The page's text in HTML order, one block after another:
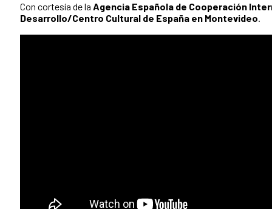
Con cortesía de la Agencia Española de Cooperación
Desarrollo/Centro Cultural de España en Montevideo.